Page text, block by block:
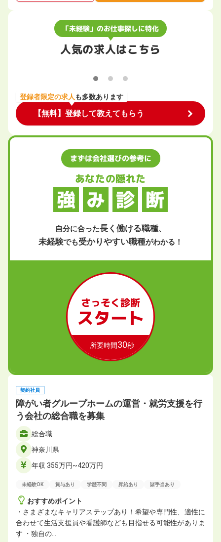
「未経験」のお仕事探しに特化
人気の求人はこちら
登録者限定の求人も多数あります
【無料】登録して教えてもらう
まずは会社選びの参考に
あなたの隠れた
強 み 診 断
自分に合った長く働ける職種、
未経験でも受かりやすい職種がわかる！
さっそく診断
スタート
所要時間30秒
契約社員
障がい者グループホームの運営・就労支援を行
う会社の総合職を募集
総合職
神奈川県
年収 355万円~420万円
未経験OK 賞与あり 学歴不問 昇給あり 諸手当あり
おすすめポイント
・さまざまなキャリアステップあり！希望や専門性、適性に
合わせて生活支援員や看護師なども目指せる可能性がありま
す ・独自の…